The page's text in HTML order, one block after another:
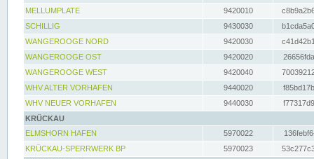
MELLUMPLATE
9420010
SCHILLIG
9430030
WANGEROOGE NORD
9420030
WANGEROOGE OST
9420020
WANGEROOGE WEST
9420040
WHV ALTER VORHAFEN
9440020
WHV NEUER VORHAFEN
9440030
KRÜCKAU
ELMSHORN HAFEN
5970022
KRÜCKAU-SPERRWERK BP
5970023